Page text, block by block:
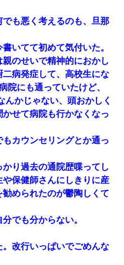
」 ワイ「知らんわｗどうせ死
」→結果ｗｗｗｗｗ
同居の義弟が投資で旦那より稼
家が火事になってて気づくと逃
締めて「ﾀﾋんじゃうよ」って泣
陽性だったからこのまま療養さ
ド修羅場になった
と付き合うも現実を知ってしま
、よく妻が「どこかで音漏れし
言っていて…
切って転職した」とSNSで呟
した元上司がLINEを送ってき
けど、朝起きたら股間がなんか
も悪く考えるのも、旦那
いてて初めて気付いた。
のせいで精神的におかし
二病発症して、高校生にな
院にも通っていたけど、
んかじゃない、頭おかしく
せて病院も行かなくなっ
カウンセリングとか通っ
り過去の通院歴喋ってし
や保健師さんにしきりに産
められたのが鬱陶しくて
でも分からない。
改行いっぱいでごめんな